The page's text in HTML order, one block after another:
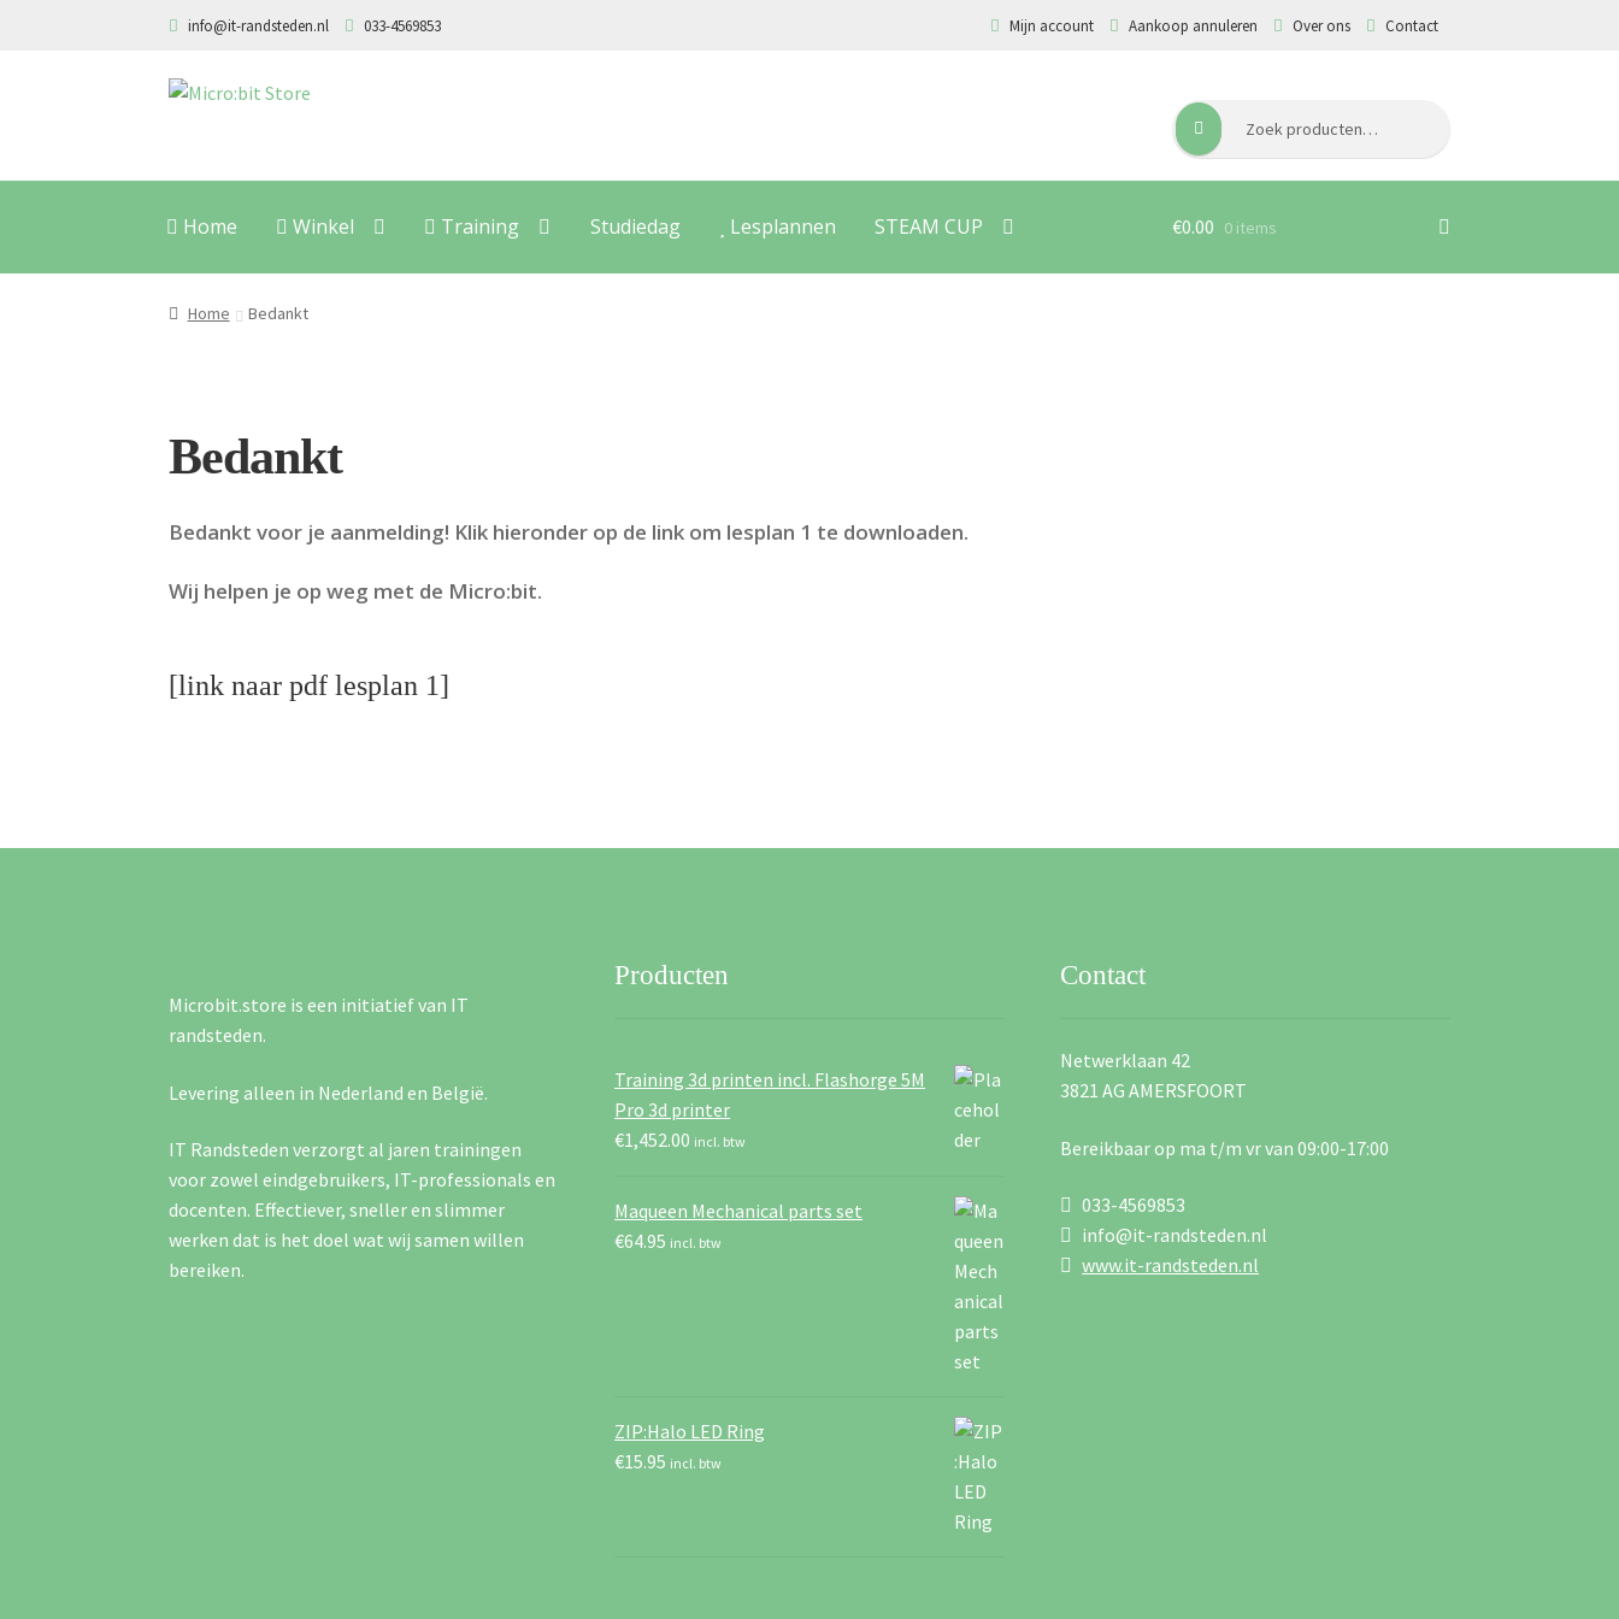
info@it-randsteden.nl 033-4569853 Mijn account Aankoop annuleren Over ons Contact
Zoeken
naar:
Zoeken
Home Winkel Training Studiedag Lesplannen STEAM CUP €0.00 0 items
Home Bedankt
Bedankt
Bedankt voor je aanmelding! Klik hieronder op de link om lesplan 1 te downloaden.
Wij helpen je op weg met de Micro:bit.
[link naar pdf lesplan 1]
Microbit.store is een initiatief van IT
randsteden.
Levering alleen in Nederland en België.
IT Randsteden verzorgt al jaren trainingen
voor zowel eindgebruikers, IT-professionals en
docenten. Effectiever, sneller en slimmer
werken dat is het doel wat wij samen willen
bereiken.
Producten
Training 3d printen incl. Flashorge 5M
Pro 3d printer
€1,452.00 incl. btw
Maqueen Mechanical parts set
€64.95 incl. btw
ZIP:Halo LED Ring
€15.95 incl. btw
Contact
Netwerklaan 42
3821 AG AMERSFOORT
Bereikbaar op ma t/m vr van 09:00-17:00
033-4569853
info@it-randsteden.nl
www.it-randsteden.nl